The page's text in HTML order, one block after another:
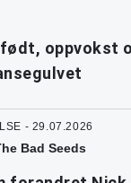
oppvokst
- 29.07.2026
Bad Seeds